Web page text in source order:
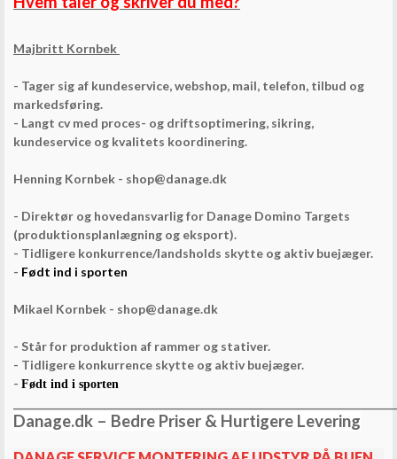
Majbritt Kornbek
- Tager sig af kundeservice, webshop, mail, telefon, tilbud og
markedsføring.
- Langt cv med proces- og driftsoptimering, sikring,
kundeservice og kvalitets koordinering.
Henning Kornbek - shop@danage.dk
- Direktør og hovedansvarlig for Danage Domino Targets
(produktionsplanlægning og eksport).
- Tidligere konkurrence/landsholds skytte og aktiv buejæger.
- Født ind i sporten
Mikael Kornbek - shop@danage.dk
- Står for produktion af rammer og stativer.
- Tidligere konkurrence skytte og aktiv buejæger.
- Født ind i sporten
Danage.dk – Bedre Priser & Hurtigere Levering